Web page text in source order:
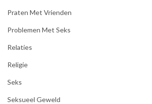
Praten Met Vrienden
Problemen Met Seks
Relaties
Religie
Seks
Seksueel Geweld